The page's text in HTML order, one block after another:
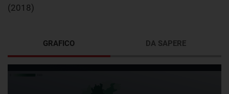
(2018)
GRAFICO DA SAPERE